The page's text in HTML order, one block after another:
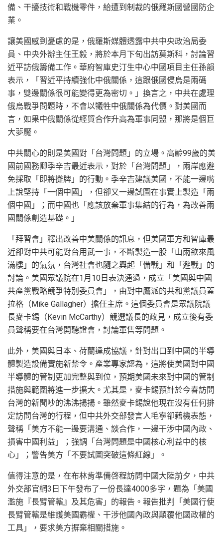
備、干擾技術和戰機零件，給遭到制裁的俄羅斯國營國防企
業。
讓美國感到憂慮的是，俄羅斯媒體透露中共中央政治局委
員、中央外辦主任王毅，將於本月下旬出訪莫斯科，討論習
近平訪俄籌備工作。華府智庫史汀生中心中國項目主任孫韻
表示，「習近平持續強化中俄關係，這跟俄國侵烏是兩碼
事，雙邊關係很可能變得更為密切。」換言之，中共在處理
俄烏戰爭問題時，不會以犧牲中俄關係為代價。對美國而
言，如果中俄關係從經貿合作升高為軍事同盟，那將是個巨
大夢魘。
中共關心的則是美國對「台灣問題」的立場。高齡99歲的美
國前國務卿季辛吉最近表示，對於「台灣問題」，兩岸應避
免採取「即將攤牌」的行動。季辛吉建議美國，不能一邊嘴
上說堅持「一個中國」，但卻又一邊試圖在事實上製造「兩
個中國」；而中國也「應該放棄軍事集結的行為，為改善兩
國關係創造基礎。」
「拜習會」釋出改善中美關係的訊息，但美國軍方和智庫最
近卻對中共可能對台用武一事，不斷製造一股「山雨欲來風
滿樓」的氣氛，台灣社會也隨之興起「備戰」和「避戰」的
討論。美國眾議院在1月10日表決通過，成立「美國與中國
共產黨戰略競爭特別委員會」，由對中鷹派的共和黨議員蓋
拉格（Mike Gallagher）擔任主席。這個委員會是眾議院議
長麥卡錫（Kevin McCarthy）競選議長的政見，成立後有委
員聲稱要在台灣開聽證會，討論軍售等問題。
此外，美國與日本、荷蘭達成協議，針對出口到中國的半導
體製造設備實施新禁令。產業專家認為，這將使美國對中國
半導體的管制更加完整與到位，預期美國未來對中國的管制
措施與範圍將進一步擴大。尤其是，麥卡錫預計於今春訪問
台灣的新聞吵的沸沸揚揚。雖然麥卡錫說他現在沒有任何排
定訪問台灣的行程，但中共外交部發言人毛寧卻藉機表態，
聲稱「美方不能一邊要溝通、談合作，一邊干涉中國內政、
損害中國利益」；強調「台灣問題是中國核心利益中的核
心」；警告美方「不要試圖突破這條紅線」。
值得注意的是，在布林肯準備啓程訪問中國大陸前夕，中共
外交部官網3日下午發布了一份長達4000多字，題為「美國
濫施『長臂管轄』及其危害」的報告。報告批判「美國行使
長臂管轄是維護美國霸權、干涉他國內政與顛覆他國政權的
工具」，要求美方摒棄相關措施。